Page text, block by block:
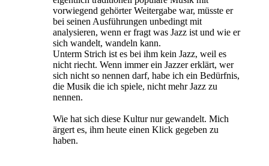
vorwiegend gehörter Weitergabe war, müsste er
bei seinen Ausführungen unbedingt mit
analysieren, wenn er fragt was Jazz ist und wie er
sich wandelt, wandeln kann.
Unterm Strich ist es bei ihm kein Jazz, weil es
nicht riecht. Wenn immer ein Jazzer erklärt, wer
sich nicht so nennen darf, habe ich ein Bedürfnis,
die Musik die ich spiele, nicht mehr Jazz zu
nennen.
Wie hat sich diese Kultur nur gewandelt. Mich
ärgert es, ihm heute einen Klick gegeben zu
haben.